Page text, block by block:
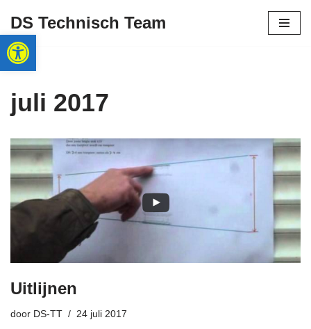
Ga
naar
de
DS Technisch Team
juli 2017
Uitlijnen
door DS-TT 24 juli 2017
Toolbar openen